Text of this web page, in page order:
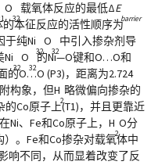
O
32
载氧体反应的最低ΔE
barrier
的本征反应的活性顺序为
于纯Ni
32
O
32
中引入掺杂剂导
Ni
32
O
32
的Ni—O键和O…O和
的O…O (P3)，距离为2.724
构象，但H
2
略微偏向掺杂的
的Co原子上(T1)，并且更靠近
Ni、Fe和Co原子上，H
2
O分
。Fe和Co掺杂对载氧体中
响不同，从而显着改变了反